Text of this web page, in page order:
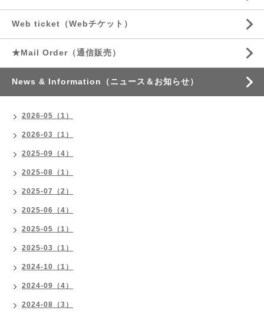
Web ticket（Webチケット）
★Mail Order（通信販売）
News & Information（ニュース＆お知らせ）
2026-05（1）
2026-03（1）
2025-09（4）
2025-08（1）
2025-07（2）
2025-06（4）
2025-05（1）
2025-03（1）
2024-10（1）
2024-09（4）
2024-08（3）